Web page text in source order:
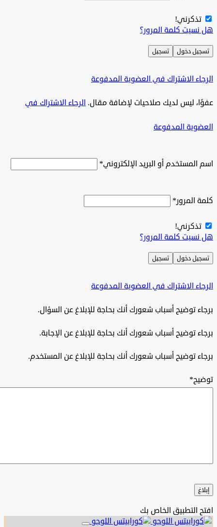
كلمة المرور؟
دخول تسجيل
الاشتراك في العضوية المدفوعة
ليس لديك صلاحيات لإضافة مقال.الرجاء الاشتراك في
المدفوعة
أو البريد الإلكتروني*
*
كلمة المرور؟
دخول تسجيل
الاشتراك في العضوية المدفوعة
توضيح أسباب شعورك أنك بحاجة للإبلاغ عن السؤال.
توضيح أسباب شعورك أنك بحاجة للإبلاغ عن الإجابة.
توضيح أسباب شعورك أنك بحاجة للإبلاغ عن المستخدم.
*
التطبيق الخاص بك